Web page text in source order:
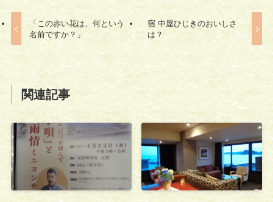
「この赤い花は、何という
名前ですか？」
宿 中屋ひじきのおいしさ
は？
関連記事